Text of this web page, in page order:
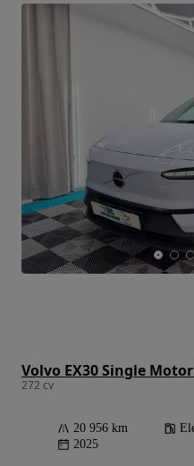
Volvo EX30 Single
272 cv
20 956 km
2025